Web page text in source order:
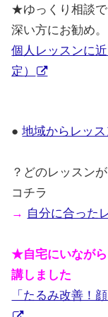
★ゆっくり相談
深い方にお勧め。
個人レッスンに
定）
●地域からレッ
？どのレッスン
コチラ
→ 自分に合った
★自宅にいながら
講しました
「たるみ改善！